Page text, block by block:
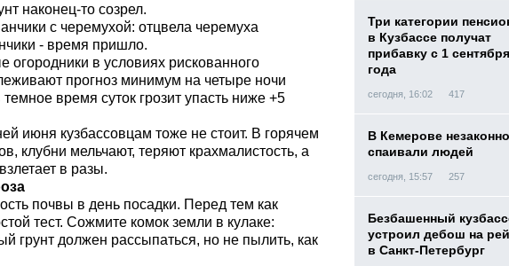
наконец-то созрел.
с черемухой: отцвела черемуха
- время пришло.
в условиях рискованного
прогноз минимум на четыре ночи
время суток грозит упасть ниже +5
июня кузбассовцам тоже не стоит. В горячем
клубни мельчают, теряют крахмалистость, а
в разы.
почвы в день посадки. Перед тем как
тест. Сожмите комок земли в кулаке:
грунт должен рассыпаться, но не пылить, как
Три категории
в Кузбассе получат
прибавку с 1
года
сегодня, 16:02 417
В Кемерове незаконно
спаивали людей
сегодня, 15:57 257
Безбашенный
устроил дебош на
в Санкт-Петербург